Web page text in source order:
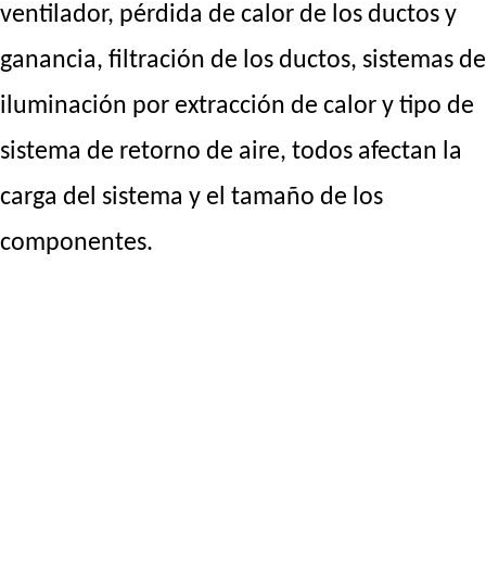
ventilador, pérdida de calor de los ductos y
ganancia, filtración de los ductos, sistemas de
iluminación por extracción de calor y tipo de
sistema de retorno de aire, todos afectan la
carga del sistema y el tamaño de los
componentes.